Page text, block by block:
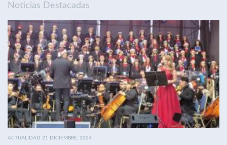
Noticias Destacadas
ACTUALIDAD 21 DICIEMBRE, 2024